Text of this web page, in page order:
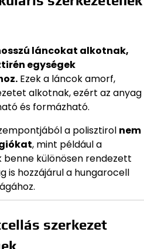
láncokat alkotnak,
egységek
Ezek a láncok amorf,
alkotnak, ezért az anyag
és formázható.
a polisztirol nem
, mint például a
benne különösen rendezett
is hozzájárul a hungarocell
szerkezet